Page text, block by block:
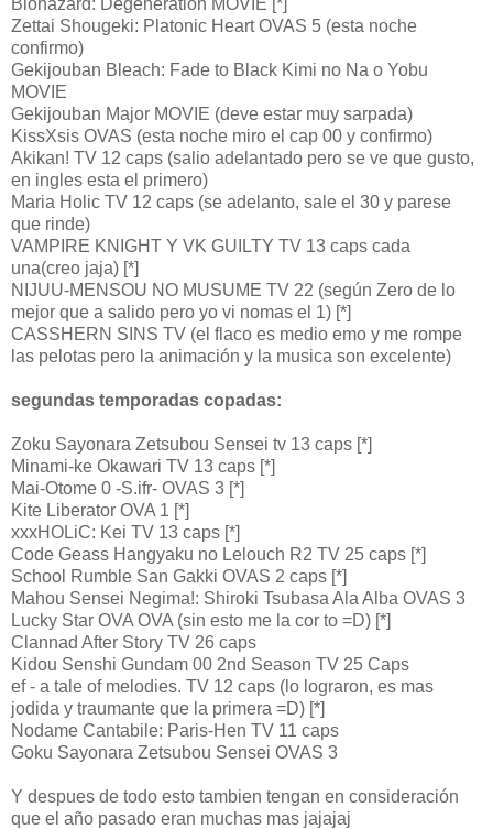
Zettai Shougeki: Platonic Heart OVAS 5 (esta noche
confirmo)
Gekijouban Bleach: Fade to Black Kimi no Na o Yobu
MOVIE
Gekijouban Major MOVIE (deve estar muy sarpada)
KissXsis OVAS (esta noche miro el cap 00 y confirmo)
Akikan! TV 12 caps (salio adelantado pero se ve que gusto,
en ingles esta el primero)
Maria Holic TV 12 caps (se adelanto, sale el 30 y parese
que rinde)
VAMPIRE KNIGHT Y VK GUILTY TV 13 caps cada
una(creo jaja) [*]
NIJUU-MENSOU NO MUSUME TV 22 (según Zero de lo
mejor que a salido pero yo vi nomas el 1) [*]
CASSHERN SINS TV (el flaco es medio emo y me rompe
las pelotas pero la animación y la musica son excelente)
segundas temporadas copadas:
Zoku Sayonara Zetsubou Sensei tv 13 caps [*]
Minami-ke Okawari TV 13 caps [*]
Mai-Otome 0 -S.ifr- OVAS 3 [*]
Kite Liberator OVA 1 [*]
xxxHOLiC: Kei TV 13 caps [*]
Code Geass Hangyaku no Lelouch R2 TV 25 caps [*]
School Rumble San Gakki OVAS 2 caps [*]
Mahou Sensei Negima!: Shiroki Tsubasa Ala Alba OVAS 3
Lucky Star OVA OVA (sin esto me la cor to =D) [*]
Clannad After Story TV 26 caps
Kidou Senshi Gundam 00 2nd Season TV 25 Caps
ef - a tale of melodies. TV 12 caps (lo lograron, es mas
jodida y traumante que la primera =D) [*]
Nodame Cantabile: Paris-Hen TV 11 caps
Goku Sayonara Zetsubou Sensei OVAS 3
Y despues de todo esto tambien tengan en consideración
que el año pasado eran muchas mas jajajaj